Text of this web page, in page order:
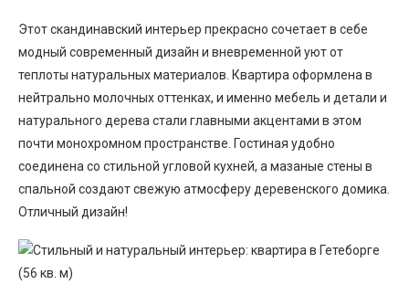
Этот скандинавский интерьер прекрасно сочетает в себе
модный современный дизайн и вневременной уют от
теплоты натуральных материалов. Квартира оформлена в
нейтрально молочных оттенках, и именно мебель и детали и
натурального дерева стали главными акцентами в этом
почти монохромном пространстве. Гостиная удобно
соединена со стильной угловой кухней, а мазаные стены в
спальной создают свежую атмосферу деревенского домика.
Отличный дизайн!